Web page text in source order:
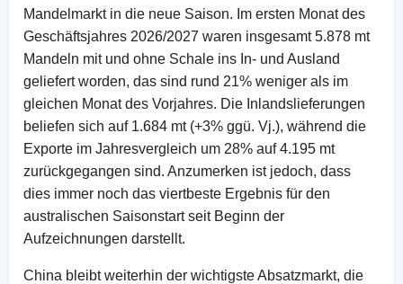
Mandelmarkt in die neue Saison. Im ersten Monat des
Geschäftsjahres 2026/2027 waren insgesamt 5.878 mt
Mandeln mit und ohne Schale ins In- und Ausland
geliefert worden, das sind rund 21% weniger als im
gleichen Monat des Vorjahres. Die Inlandslieferungen
beliefen sich auf 1.684 mt (+3% ggü. Vj.), während die
Exporte im Jahresvergleich um 28% auf 4.195 mt
zurückgegangen sind. Anzumerken ist jedoch, dass
dies immer noch das viertbeste Ergebnis für den
australischen Saisonstart seit Beginn der
Aufzeichnungen darstellt.
China bleibt weiterhin der wichtigste Absatzmarkt, die